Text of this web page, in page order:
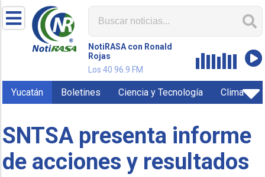
NotiRASA con Ronald
Rojas
Los 40 96.9 FM
Yucatán Boletines Ciencia y Tecnología Clima
SNTSA presenta informe
de acciones y resultados